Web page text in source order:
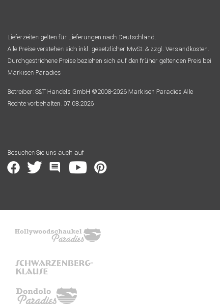
Lieferzeiten gelten für Lieferungen nach Deutschland.
Alle Preise verstehen sich inkl. gesetzlicher MwSt. & zzgl. Versandkosten.
Durchgestrichene Preise beziehen sich auf den früher geltenden Preis bei
Markisen Paradies
Betreiber: S&T Handels GmbH ©2008-2026 Markisen Paradies Alle
Rechte vorbehalten. 07.08.2026
Besuchen Sie uns auch auf